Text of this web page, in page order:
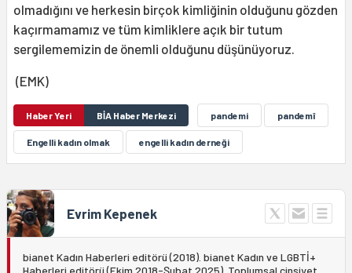
olmadığını ve herkesin birçok kimliğinin olduğunu gözden
kaçırmamamız ve tüm kimliklere açık bir tutum
sergilememizin de önemli olduğunu düşünüyoruz.
(EMK)
Haber Yeri BİA Haber Merkezi pandemi pandemî
Engelli kadın olmak engelli kadın derneği
Evrim Kepenek
bianet Kadın Haberleri editörü (2018). bianet Kadın ve LGBTİ+
Haberleri editörü (Ekim 2018-Şubat 2025). Toplumsal cinsiyet